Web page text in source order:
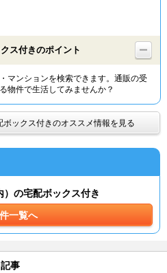
不動産会社から
TOP
ス付きのポイント
マンションを検索できます。通販の受
物件で生活してみませんか？
ックス付きのオススメ情報を見る
）の宅配ボックス付き
一覧へ
事